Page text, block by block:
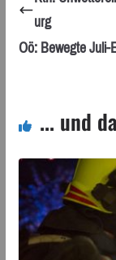
urg
Oö: Bewegte
... und